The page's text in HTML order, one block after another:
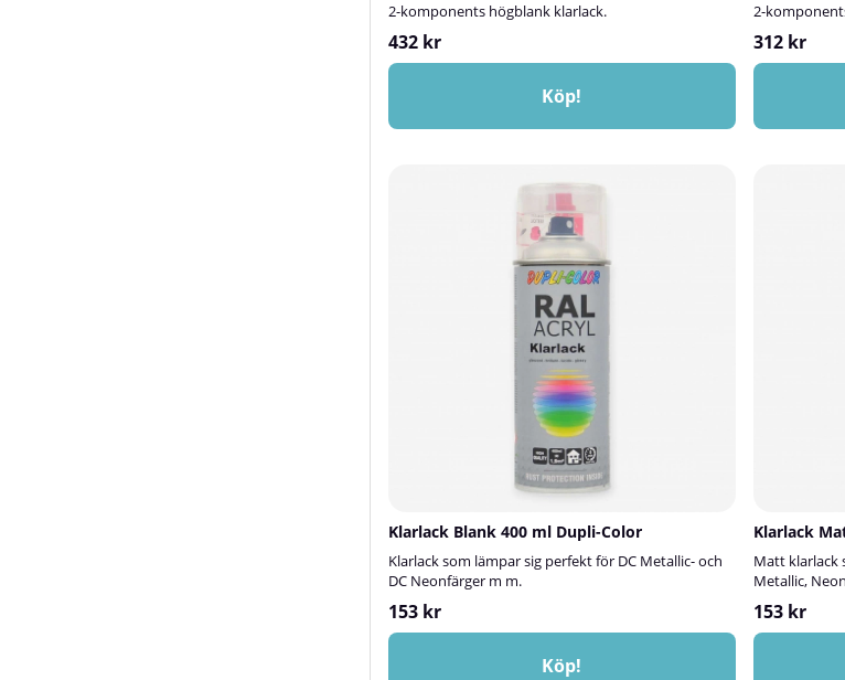
2-komponents högblank klarlack.
432 kr
Köp!
2-
312 kr
Klarlack Blank 400 ml Dupli-Color
Klarlack som lämpar sig perfekt för DC Metallic- och
DC Neonfärger m m.
153 kr
Köp!
Klarlack
Matt klarlack
Metallic,
153 kr